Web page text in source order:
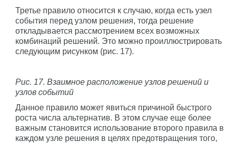
Третье правило относится к случаю, когда есть узел
события перед узлом решения, тогда решение
откладывается рассмотрением всех возможных
комбинаций решений. Это можно проиллюстрировать
следующим рисунком (рис. 17).
Рис. 17. Взаимное расположение узлов решений и
узлов событий
Данное правило может явиться причиной быстрого
роста числа альтернатив. В этом случае еще более
важным становится использование второго правила в
каждом узле решения в целях предотвращения того,